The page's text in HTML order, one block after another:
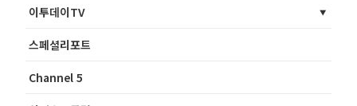
이투데이TV
스페셜리포트
Channel 5